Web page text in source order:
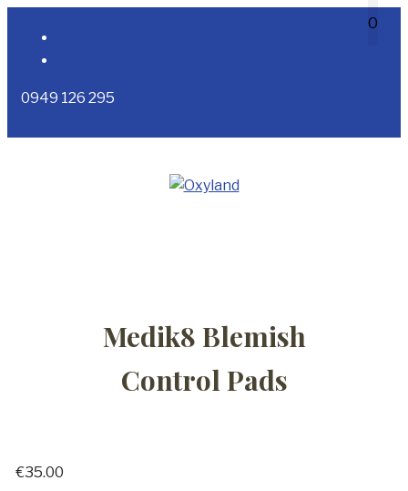
obsah
0949 126 295
0
Medik8 Blemish
Control Pads
€35.00